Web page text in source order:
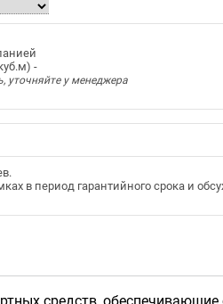
-
уточняйте у менеджера
.
в период гарантийного срока и
средств, обеспечивающие